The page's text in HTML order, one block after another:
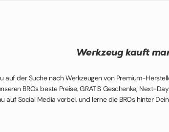
Werkzeug kauft
auf der Suche nach Werkzeugen von Premium-
BROs beste Preise, GRATIS Geschenke, Next-
auf Social Media vorbei, und lerne die BROs hinter